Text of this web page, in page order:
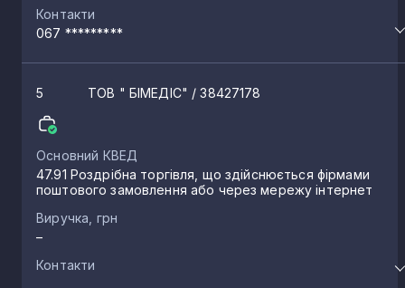
Контакти
067 *********
5 ТОВ " БІМЕДІС" / 38427178
Основний КВЕД
47.91 Роздрібна торгівля, що здійснюється фірмами
поштового замовлення або через мережу інтернет
Виручка, грн
–
Контакти